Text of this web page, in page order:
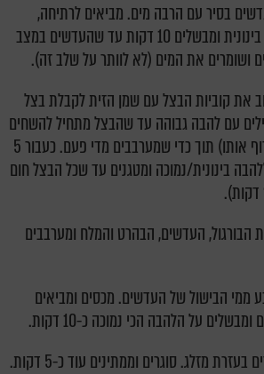
בסיר עם הרבה מים. מביאים לרתיחה,
מנמיכים ללהבה בינונית ומבשלים 10 דקות עד שהעדשים במצב
ושומרים את המים (לא לוותר על שלב זה).
את קוביות הבצל עם שמן הזית לקבלת בצל
עם להבה גבוהה עד שהבצל מתחיל להשחים
(זהירות לא לשרוף אותו) תוך כדי שמערבבים מדי פעם. כעבור 5
בינונית/נמוכה ומטגנים עד שכל הבצל חום
הבורגול, העדשים, הבהרט והמלח ומערבבים
ממי הבישול של העדשים. מכסים ומביאים
על הלהבה הכי נמוכה כ-10 דקות.
בעזרת מזלג. סוגרים וממתינים עוד כ-5 דקות.